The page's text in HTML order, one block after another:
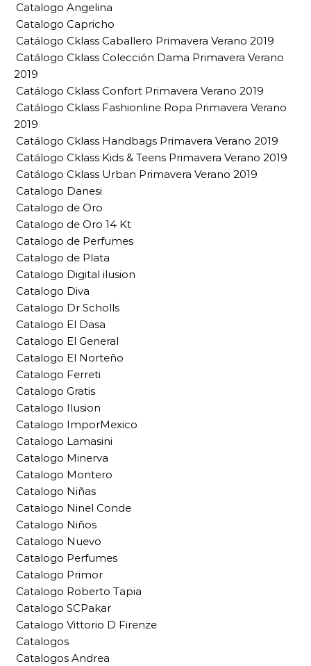
Catalogo Angelina
Catalogo Capricho
Catálogo Cklass Caballero Primavera Verano 2019
Catálogo Cklass Colección Dama Primavera Verano
2019
Catálogo Cklass Confort Primavera Verano 2019
Catálogo Cklass Fashionline Ropa Primavera Verano
2019
Catálogo Cklass Handbags Primavera Verano 2019
Catálogo Cklass Kids & Teens Primavera Verano 2019
Catálogo Cklass Urban Primavera Verano 2019
Catalogo Danesi
Catalogo de Oro
Catalogo de Oro 14 Kt
Catalogo de Perfumes
Catalogo de Plata
Catalogo Digital ilusion
Catalogo Diva
Catalogo Dr Scholls
Catalogo El Dasa
Catalogo El General
Catalogo El Norteño
Catalogo Ferreti
Catalogo Gratis
Catalogo Ilusion
Catalogo ImporMexico
Catalogo Lamasini
Catalogo Minerva
Catalogo Montero
Catalogo Niñas
Catalogo Ninel Conde
Catalogo Niños
Catalogo Nuevo
Catalogo Perfumes
Catalogo Primor
Catalogo Roberto Tapia
Catalogo SCPakar
Catalogo Vittorio D Firenze
Catalogos
Catalogos Andrea